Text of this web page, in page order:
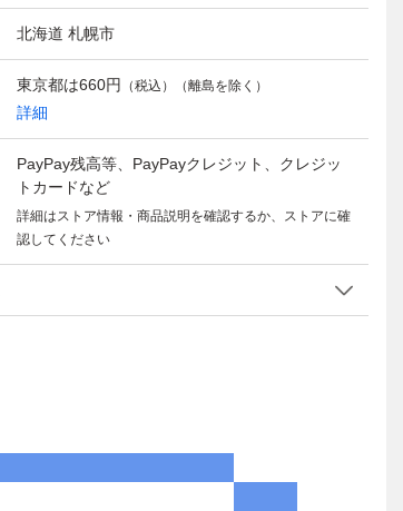
北海道 札幌市
東京都は660円 （税込）（離島を除く）
詳細
PayPay残高等、PayPayクレジット、クレジッ
トカードなど
詳細はストア情報・商品説明を確認するか、ストアに確
認してください